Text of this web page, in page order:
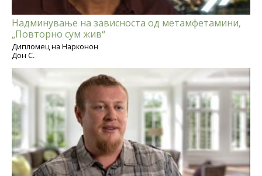
Надминување на зависноста од метамфетамини,
„Повторно сум жив“
Дипломец на Нарконон
Дон С.